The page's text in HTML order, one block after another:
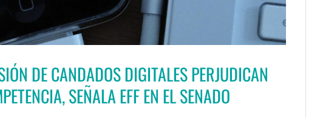
DE CANDADOS DIGITALES PERJUDICAN
SEÑALA EFF EN EL SENADO